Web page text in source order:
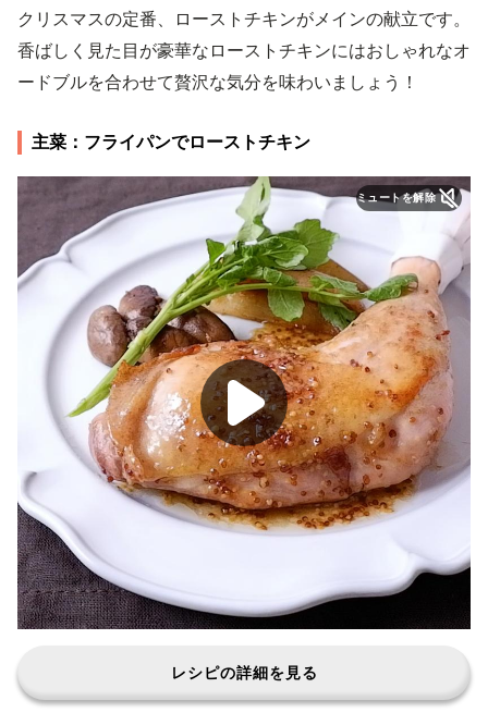
クリスマスの定番、ローストチキンがメインの献立です。
香ばしく見た目が豪華なローストチキンにはおしゃれなオ
ードブルを合わせて贅沢な気分を味わいましょう！
主菜：フライパンでローストチキン
ミュートを解除
レシピの詳細を見る